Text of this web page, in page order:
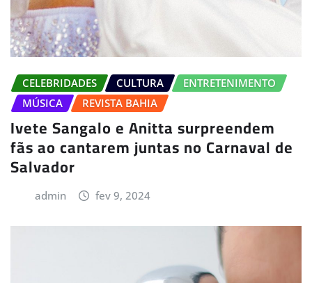
CELEBRIDADES CULTURA
ENTRETENIMENTO
MÚSICA
REVISTA BAHIA
Ivete Sangalo e Anitta surpreendem
fãs ao cantarem juntas no Carnaval de
Salvador
admin fev 9, 2024